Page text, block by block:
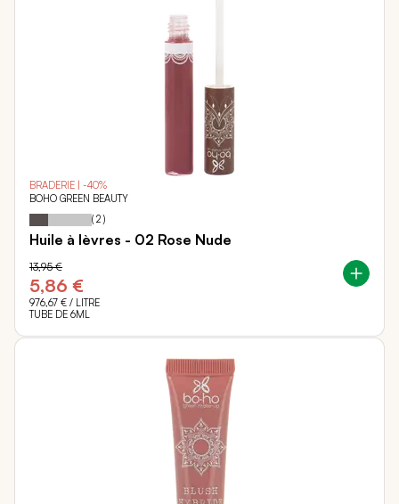
BRADERIE | -40%
BOHO GREEN BEAUTY
Notation: 30
% of
( 2 )
Huile à lèvres - 02 Rose Nude
5,86 €
13,95 €
976,67 € / LITRE
TUBE DE 6ML